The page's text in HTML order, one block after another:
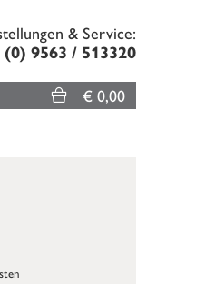
& Service:
(0) 9563 / 513320
€ 0,00